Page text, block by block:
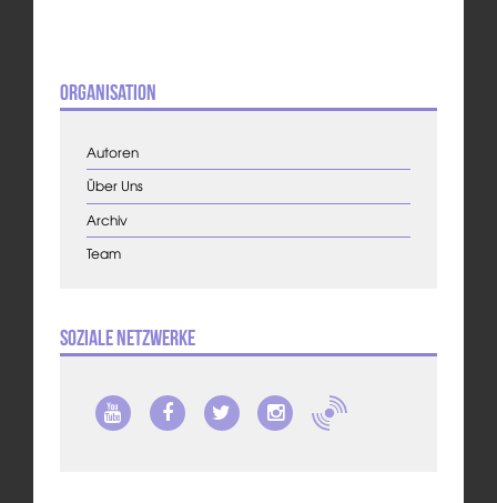
Organisation
Autoren
Über Uns
Archiv
Team
Soziale Netzwerke